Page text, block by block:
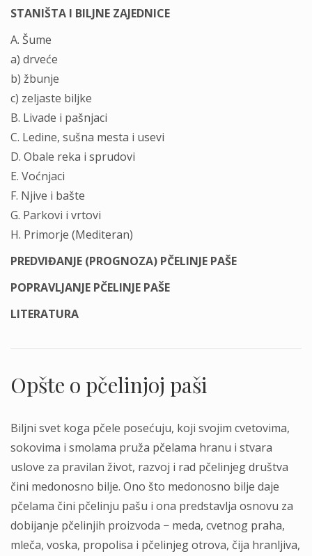
STANIŠTA I BILJNE ZAJEDNICE
A. Šume
a) drveće
b) žbunje
c) zeljaste biljke
B. Livade i pašnjaci
C. Ledine, sušna mesta i usevi
D. Obale reka i sprudovi
E. Voćnjaci
F. Njive i bašte
G. Parkovi i vrtovi
H. Primorje (Mediteran)
PREDVIĐANJE (PROGNOZA) PČELINJE PAŠE
POPRAVLJANJE PČELINJE PAŠE
LITERATURA
Opšte o pčelinjoj paši
Biljni svet koga pčele posećuju, koji svojim cvetovima,
sokovima i smolama pruža pčelama hranu i stvara
uslove za pravilan život, razvoj i rad pčelinjeg društva
čini medonosno bilje. Ono što medonosno bilje daje
pčelama čini pčelinju pašu i ona predstavlja osnovu za
dobijanje pčelinjih proizvoda − meda, cvetnog praha,
mleča, voska, propolisa i pčelinjeg otrova, čija hranljiva,